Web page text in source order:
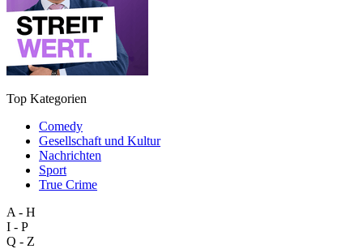
Top Kategorien
Comedy
Gesellschaft und Kultur
Nachrichten
Sport
True Crime
A - H
I - P
Q - Z